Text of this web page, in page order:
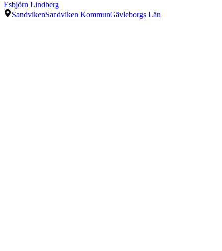
Esbjörn Lindberg
SandvikenSandviken KommunGävleborgs Län